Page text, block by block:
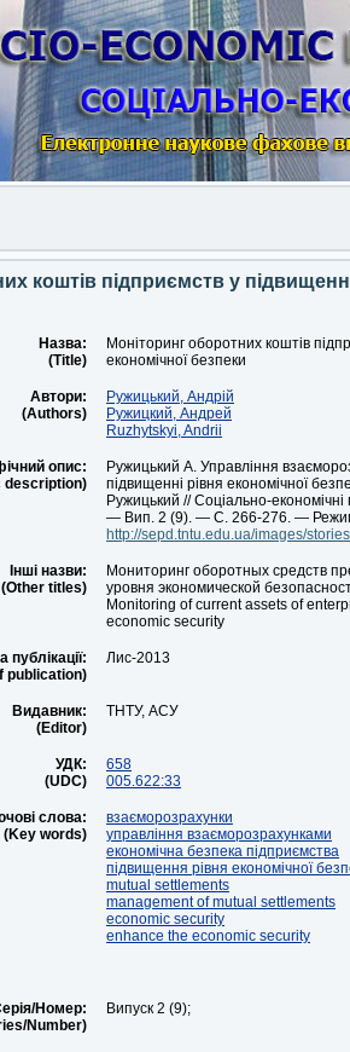
коштів підприємств у
Назва:
(Title)
Моніторинг оборотних коштів
економічної безпеки
Автори:
(Authors)
Ружицький, Андрій
Ружицкий, Андрей
Ruzhytskyi, Andrii
опис:
description)
Ружицький А. Управління
підвищенні рівня економічної
Ружицький // Соціально-
— Вип. 2 (9). — С. 266-276. —
http://sepd.tntu.edu.ua/images/
Інші назви:
(Other titles)
Мониторинг оборотных средств
уровня экономической
Monitoring of current assets of
economic security
публікації:
publication)
Лис-2013
Видавник:
(Editor)
ТНТУ, АСУ
УДК:
(UDC)
658
005.622:33
слова:
(Key words)
взаєморозрахунки
управління взаєморозрахунками
економічна безпека підприємства
підвищення рівня економічної
mutual settlements
management of mutual settlements
economic security
enhance the economic security
Номер:
Number)
Випуск 2 (9);